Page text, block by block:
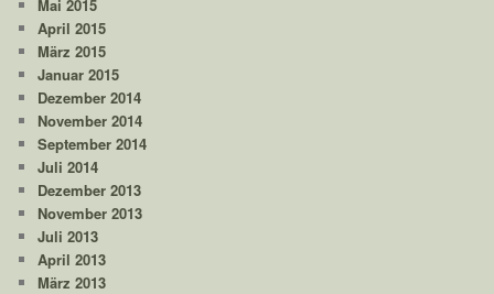
Mai 2015
April 2015
März 2015
Januar 2015
Dezember 2014
November 2014
September 2014
Juli 2014
Dezember 2013
November 2013
Juli 2013
April 2013
März 2013